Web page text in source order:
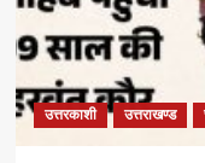
उत्तरकाशी उत्तराखण्ड